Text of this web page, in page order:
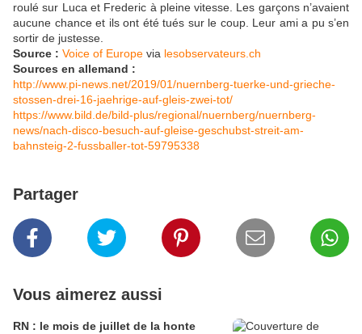
roulé sur Luca et Frederic à pleine vitesse. Les garçons n’avaient
aucune chance et ils ont été tués sur le coup. Leur ami a pu s’en
sortir de justesse.
Source : Voice of Europe via lesobservateurs.ch
Sources en allemand :
http://www.pi-news.net/2019/01/nuernberg-tuerke-und-grieche-
stossen-drei-16-jaehrige-auf-gleis-zwei-tot/
https://www.bild.de/bild-plus/regional/nuernberg/nuernberg-
news/nach-disco-besuch-auf-gleise-geschubst-streit-am-
bahnsteig-2-fussballer-tot-59795338
Partager
Vous aimerez aussi
RN : le mois de juillet de la honte